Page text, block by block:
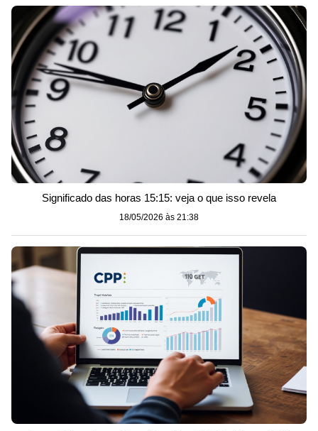
Significado das horas 15:15: veja o que isso revela
18/05/2026 às 21:38